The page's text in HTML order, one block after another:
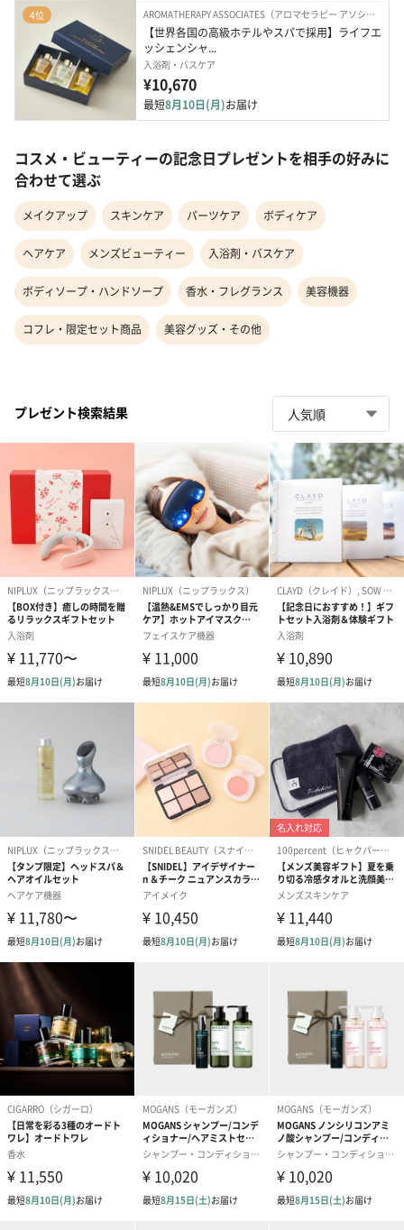
4位 AROMATHERAPY ASSOCIATES（アロマセラピー アソシエイツ）
【世界各国の高級ホテルやスパで採用】ライフエ
ッシェンシャ...
入浴剤・バスケア
¥10,670
最短8月10日(月)お届け
コスメ・ビューティーの記念日プレゼントを相手の好みに
合わせて選ぶ
メイクアップ スキンケア パーツケア ボディケア
ヘアケア メンズビューティー 入浴剤・バスケア
ボディソープ・ハンドソープ 香水・フレグランス 美容機器
コフレ・限定セット商品 美容グッズ・その他
プレゼント検索結果